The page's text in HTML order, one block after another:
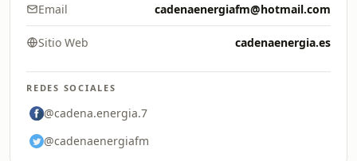
Email cadenaenergiafm@hotmail.com
Sitio Web cadenaenergia.es
REDES SOCIALES
@cadena.energia.7
@cadenaenergiafm